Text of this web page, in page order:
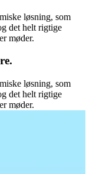
løsning, som
det helt rigtige
møder.
løsning, som
det helt rigtige
møder.